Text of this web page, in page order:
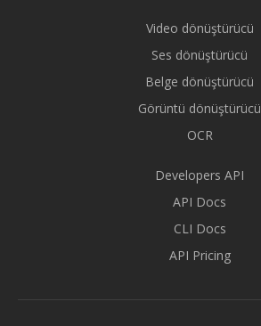
Video dönüştürücü
Ses dönüştürücü
Belge dönüştürücü
Görüntü dönüştürücü
OCR
Developers API
API Docs
CLI Docs
API Pricing